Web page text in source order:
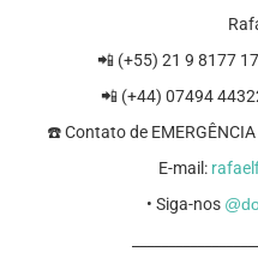
📲 (+55) 21 9 8177
📲 (+44) 07494
☎️⁠ ⁠Contato de
E-mail:
• Siga-nos